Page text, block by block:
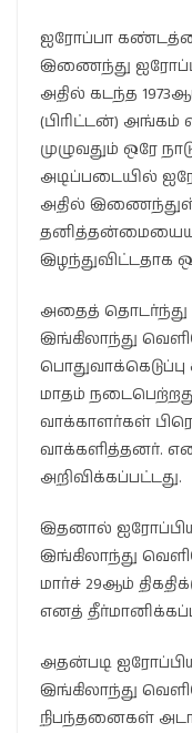
ஐரோப்பா
இணைந்து
அதில் கடந்த
(பிரிட்டன்) அங்கம்
முழுவதும் ஒரே
அடிப்படையில்
அதில்
இழந்துவிட்டதாக
அதைத் தொடர்ந்து
இங்கிலாந்து
மாதம்
வாக்காளர்கள்
வாக்களித்தனர்.
அறிவிக்கப்பட்டது.
இதனால்
இங்கிலாந்து
மார்ச் 29ஆம்
எனத்
அதன்படி
இங்கிலாந்து
நிபந்தனைகள்